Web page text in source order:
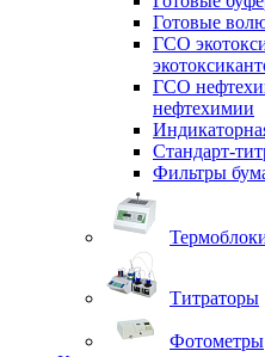
Готовые
ГСО
ГСО
нефтехимии
Стандарт-
Фильтры
Титраторы
Фотометры